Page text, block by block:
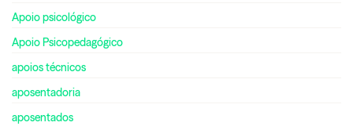
Apoio psicológico
Apoio Psicopedagógico
apoios técnicos
aposentadoria
aposentados